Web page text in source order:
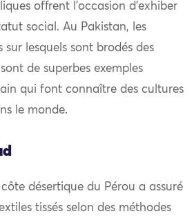
offrent l’occasion d’exhiber
social. Au Pakistan, les
sur lesquels sont brodés des
de superbes exemples
qui font connaître des cultures
le monde.
côte désertique du Pérou a assuré
tissés selon des méthodes